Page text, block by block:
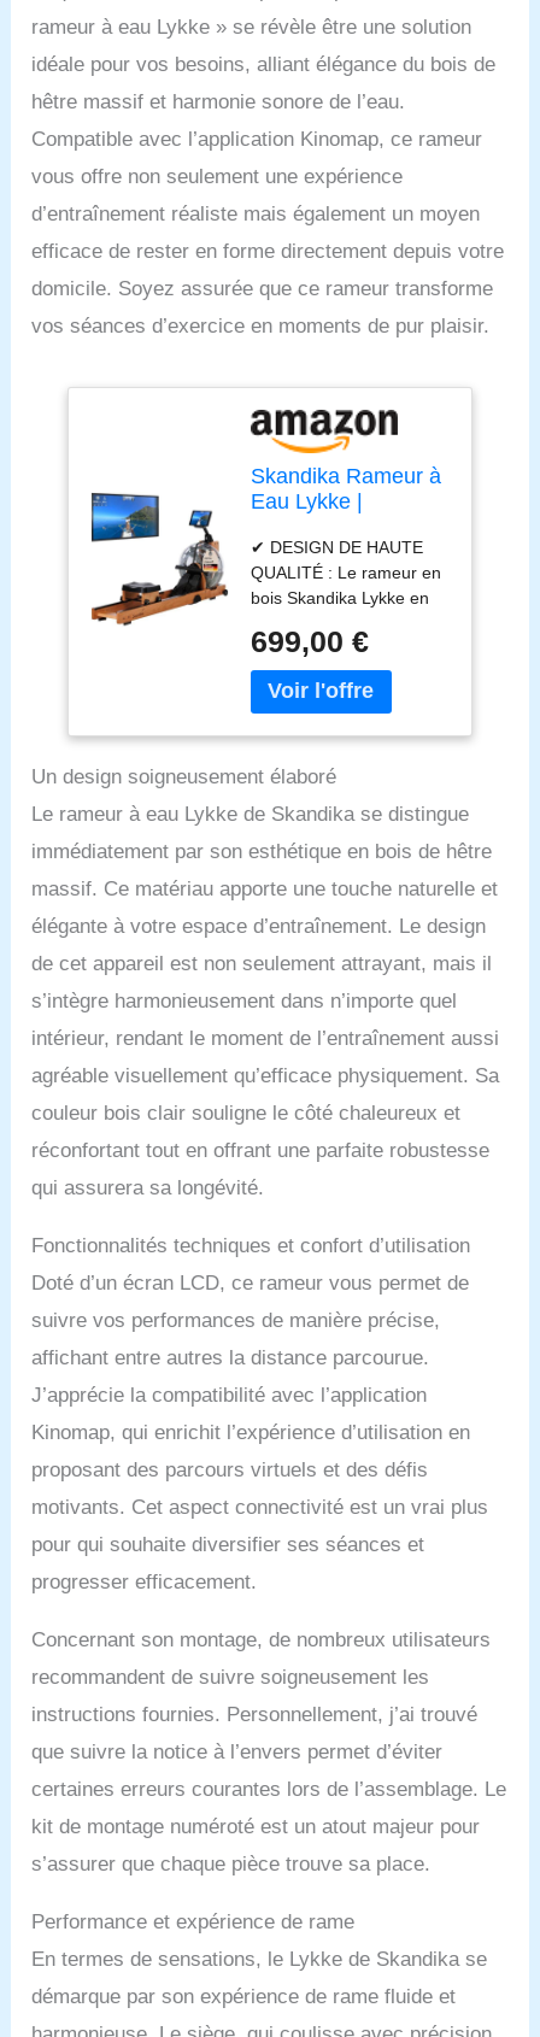
rameur à eau Lykke » se révèle être une solution
idéale pour vos besoins, alliant élégance du bois de
hêtre massif et harmonie sonore de l’eau.
Compatible avec l’application Kinomap, ce rameur
vous offre non seulement une expérience
d’entraînement réaliste mais également un moyen
efficace de rester en forme directement depuis votre
domicile. Soyez assurée que ce rameur transforme
vos séances d’exercice en moments de pur plaisir.
Skandika Rameur à
Eau Lykke |
rameur
d'appartement en
Bois, Compatible
avec l'application
Kinomap, Bois de
hêtre Massif (Bois
Clair)
✔ DESIGN DE HAUTE
QUALITÉ : Le rameur en
bois Skandika Lykke en
qualité et une un design
en bois intemporel
convainc comme
pièce de la maison. ✔
: L'entraînement au
rameur similaire à celui
pratiqué dans la nature
avec le réservoir innovant
à 90° assure, grâce à une
résistance accrue, un
entraînement encore plus
performant et s'ajuste
facilement grâce à la
✔ CONSTRUCTION
ROBUSTE : le bois massif
le double rail de
coulissage, une stabilité
d'utilisateur de 150 kg. ✔
CONNECTIVITÉ : Le
large écran LCD lumineux
est facile à utiliser et peut
être connecté à
l'application Kinomap, et
à la ceinture cardiaque
vendue séparément, pour
un suivi optimal de
SIMPLE &
CONFORTABLE : le
roulettes de transport et
verticale pour un
Les pédales réglables, le
support pour
instructions de montage
et d'utilisation détaillées
garantissent une
expérience de rameur
tout à fait confortable.
699,00 €
Un design soigneusement élaboré
Le rameur à eau Lykke de Skandika se distingue
immédiatement par son esthétique en bois de hêtre
massif. Ce matériau apporte une touche naturelle et
élégante à votre espace d’entraînement. Le design
de cet appareil est non seulement attrayant, mais il
s’intègre harmonieusement dans n’importe quel
intérieur, rendant le moment de l’entraînement aussi
agréable visuellement qu’efficace physiquement. Sa
couleur bois clair souligne le côté chaleureux et
réconfortant tout en offrant une parfaite robustesse
qui assurera sa longévité.
Fonctionnalités techniques et confort d’utilisation
Doté d’un écran LCD, ce rameur vous permet de
suivre vos performances de manière précise,
affichant entre autres la distance parcourue.
J’apprécie la compatibilité avec l’application
Kinomap, qui enrichit l’expérience d’utilisation en
proposant des parcours virtuels et des défis
motivants. Cet aspect connectivité est un vrai plus
pour qui souhaite diversifier ses séances et
progresser efficacement.
Concernant son montage, de nombreux utilisateurs
recommandent de suivre soigneusement les
instructions fournies. Personnellement, j’ai trouvé
que suivre la notice à l’envers permet d’éviter
certaines erreurs courantes lors de l’assemblage. Le
kit de montage numéroté est un atout majeur pour
s’assurer que chaque pièce trouve sa place.
Performance et expérience de rame
En termes de sensations, le Lykke de Skandika se
démarque par son expérience de rame fluide et